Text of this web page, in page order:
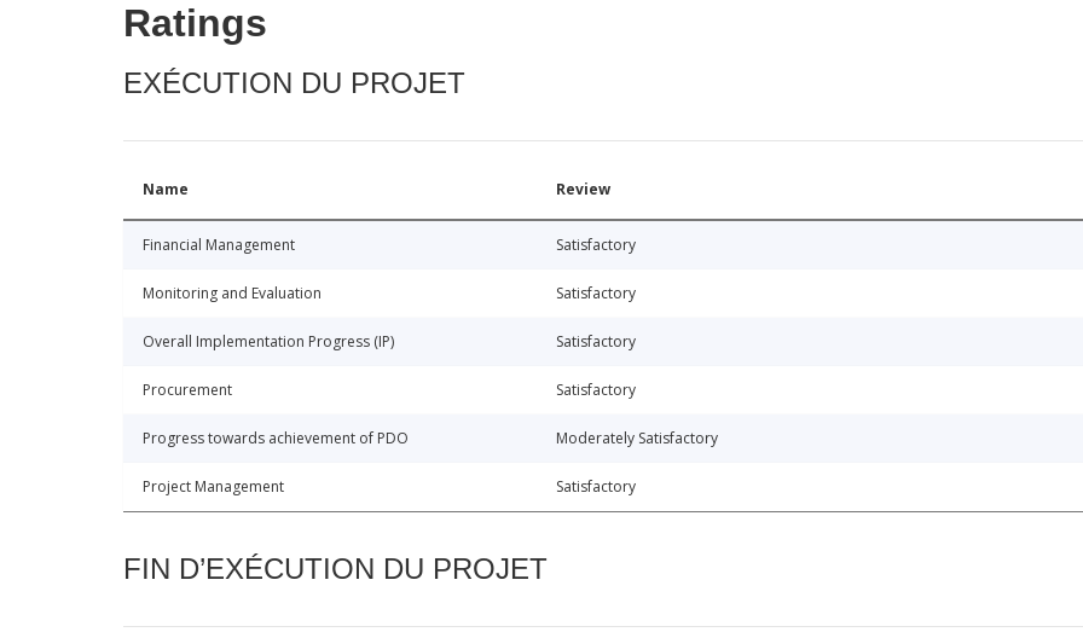
Ratings
EXÉCUTION DU PROJET
Name Review
Financial Management Satisfactory
Monitoring and Evaluation Satisfactory
Overall Implementation Progress (IP) Satisfactory
Procurement Satisfactory
Progress towards achievement of PDO Moderately Satisfactory
Project Management Satisfactory
FIN D’EXÉCUTION DU PROJET